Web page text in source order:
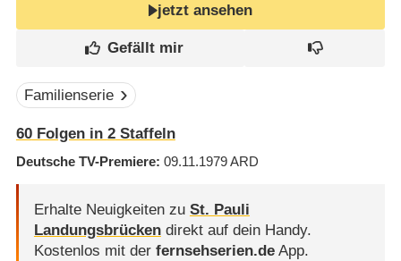
jetzt ansehen
Familienserie
60Folgen in 2Staffeln
Deutsche TV-Premiere 09.11.1979ARD
Erhalte Neuigkeiten zu St. Pauli
Landungsbrückendirekt auf dein Handy.
Kostenlos mit der fernsehserien.deApp.